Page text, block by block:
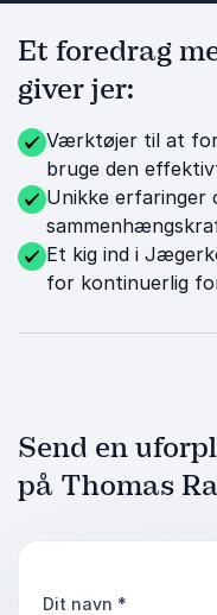
Et foredrag
giver jer:
Værktøjer til at
bruge den
Unikke erfaringer
Et kig ind i
for kontinuerlig
Send en
på Thomas
Dit navn *